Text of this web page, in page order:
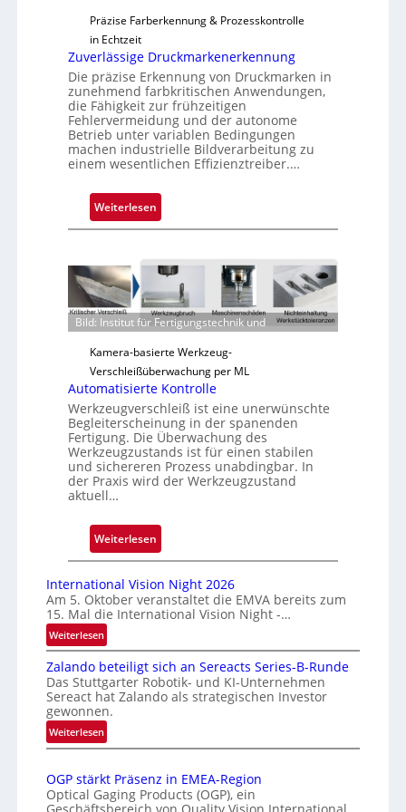
s
Präzise Farberkennung & Prozesskontrolle
in Echtzeit
Zuverlässige Druckmarkenerkennung
Die präzise Erkennung von Druckmarken in
zunehmend farbkritischen Anwendungen,
die Fähigkeit zur frühzeitigen
Fehlervermeidung und der autonome
Betrieb unter variablen Bedingungen
machen industrielle Bildverarbeitung zu
einem wesentlichen Effizienztreiber.…
Weiterlesen
Z
v
r
l
s
s
i
g
e
D
r
k
m
r
k
e
r
k
u
n
Bild: Institut für Fertigungstechnik und
Kamera-basierte Werkzeug-
Verschleißüberwachung per ML
Automatisierte Kontrolle
Werkzeugverschleiß ist eine unerwünschte
Begleiterscheinung in der spanenden
Fertigung. Die Überwachung des
Werkzeugzustands ist für einen stabilen
und sichereren Prozess unabdingbar. In
der Praxis wird der Werkzeugzustand
aktuell…
Weiterlesen
A
t
o
a
t
i
e
t
e
International Vision Night 2026
Am 5. Oktober veranstaltet die EMVA bereits zum
15. Mal die International Vision Night -…
Weiterlesen:
I
n
t
e
r
n
a
i
o
Zalando beteiligt sich an Sereacts Series-B-Runde
Das Stuttgarter Robotik- und KI-Unternehmen
Sereact hat Zalando als strategischen Investor
gewonnen.
Weiterlesen:
Z
l
a
OGP stärkt Präsenz in EMEA-Region
Optical Gaging Products (OGP), ein